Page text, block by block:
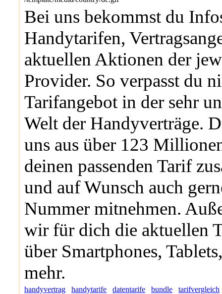
Bei uns bekommst du
Handytarifen,
aktuellen Aktionen der
Provider. So verpasst du
Tarifangebot in der sehr
Welt der Handyverträge.
uns aus über 123
deinen passenden Tarif
und auf Wunsch auch
Nummer mitnehmen.
wir für dich die aktuellen
über Smartphones,
mehr.
handyvertrag handytarife datentarife bundle tarifvergleich